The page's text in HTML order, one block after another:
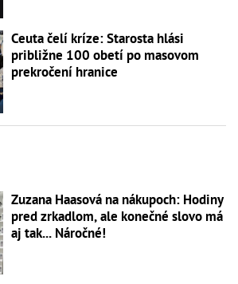
Ceuta čelí kríze: Starosta hlási
približne 100 obetí po masovom
prekročení hranice
Zuzana Haasová na nákupoch: Hodiny
pred zrkadlom, ale konečné slovo má
aj tak... Náročné!